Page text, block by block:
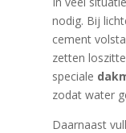
nodig. Bij
cement
zetten
speciale
zodat water
Daarnaast